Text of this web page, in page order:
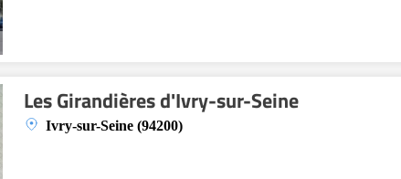
Les Girandières d'Ivry-sur-Seine
Ivry-sur-Seine (94200)